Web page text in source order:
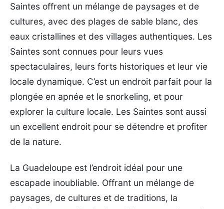
Saintes offrent un mélange de paysages et de
cultures, avec des plages de sable blanc, des
eaux cristallines et des villages authentiques. Les
Saintes sont connues pour leurs vues
spectaculaires, leurs forts historiques et leur vie
locale dynamique. C’est un endroit parfait pour la
plongée en apnée et le snorkeling, et pour
explorer la culture locale. Les Saintes sont aussi
un excellent endroit pour se détendre et profiter
de la nature.
La Guadeloupe est l’endroit idéal pour une
escapade inoubliable. Offrant un mélange de
paysages, de cultures et de traditions, la